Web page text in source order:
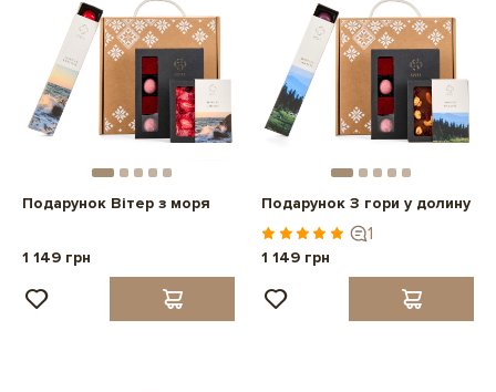
Подарунок Вітер з моря
1 149 грн
Подарунок З гори у долину
1
1 149 грн